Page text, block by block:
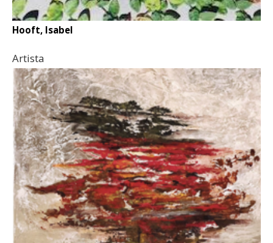
Hooft, Isabel
Artista